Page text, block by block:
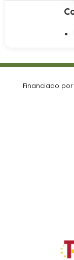
Financiado